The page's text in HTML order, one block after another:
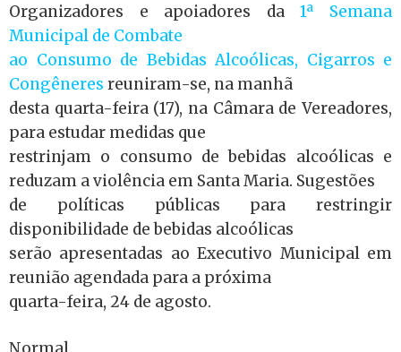
Organizadores e apoiadores da1ª Semana
Municipal de Combate
ao Consumo de Bebidas Alcoólicas, Cigarros e
Congêneres reuniram-se, na manhã
desta quarta-feira (17), na Câmara de Vereadores,
para estudar medidas que
restrinjam o consumo de bebidas alcoólicas e
reduzam a violência em Santa Maria. Sugestões
de políticas públicas para restringir
disponibilidade de bebidas alcoólicas
serão apresentadas ao Executivo Municipal em
reunião agendada para a próxima
quarta-feira, 24 de agosto.